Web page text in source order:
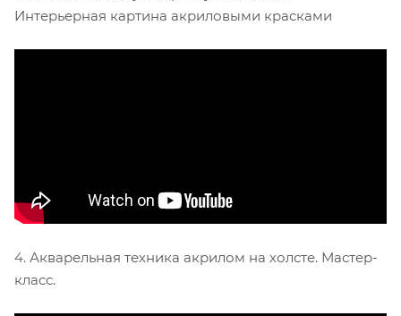
Интерьерная картина акриловыми красками
4. Акварельная техника акрилом на холсте. Мастер-
класс.